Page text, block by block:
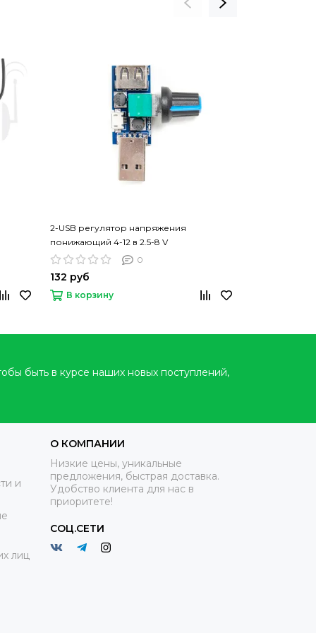
2-USB регулятор напряжения
понижающий 4-12 в 2.5-8 V
0
132 руб
В корзину
быть в курсе наших новых поступлений,
и
лиц
О КОМПАНИИ
Низкие цены, уникальные
предложения, быстрая доставка.
Удобство клиента для нас в
приоритете!
СОЦ.СЕТИ